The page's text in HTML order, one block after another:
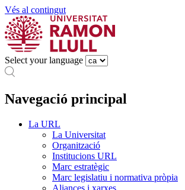
Vés al contingut
Select your language
Navegació principal
La URL
La Universitat
Organització
Institucions URL
Marc estratègic
Marc legislatiu i normativa pròpia
Aliances i xarxes